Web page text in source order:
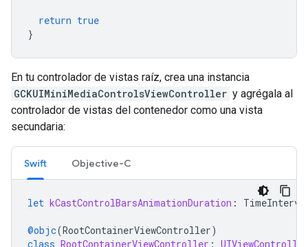
return true
}
En tu controlador de vistas raíz, crea una instancia
GCKUIMiniMediaControlsViewController y agrégala al
controlador de vistas del contenedor como una vista
secundaria:
Swift Objective-C
let kCastControlBarsAnimationDuration :
@objc(RootContainerViewController)
class RootContainerViewController : UIViewController